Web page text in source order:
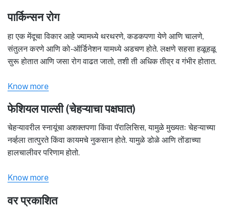
पार्किन्सन रोग
हा एक मेंदूचा विकार आहे ज्यामध्ये थरथरणे, कडकपणा येणे आणि चालणे,
संतुलन करणे आणि को-ऑर्डिनेशन यामध्ये अडचण होते. लक्षणे सहसा हळूहळू
सुरू होतात आणि जसा रोग वाढत जातो, तशी ती अधिक तीव्र व गंभीर होतात.
Know more
फेशियल पाल्सी (चेहऱ्याचा पक्षघात)
चेहऱ्यावरील स्नायूंचा अशक्तपणा किंवा पॅरालिसिस, यामुळे मुख्यतः चेहऱ्याच्या
नर्व्हला तात्पुरते किंवा कायमचे नुकसान होते. यामुळे डोळे आणि तोंडाच्या
हालचालीवर परिणाम होतो.
Know more
वर प्रकाशित